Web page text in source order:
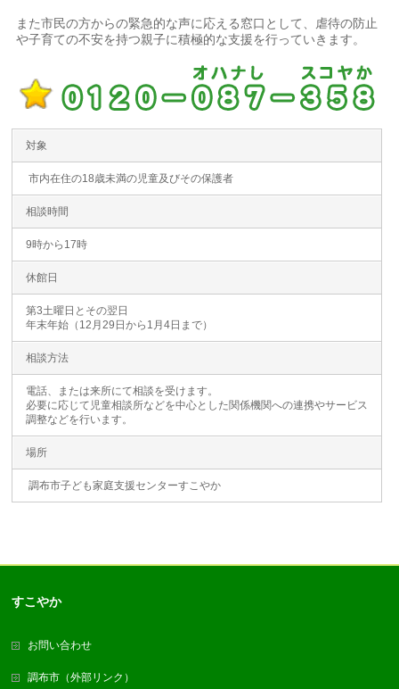
また市民の方からの緊急的な声に応える窓口として、虐待の防止
や子育ての不安を持つ親子に積極的な支援を行っていきます。
対象
市内在住の18歳未満の児童及びその保護者
相談時間
9時から17時
休館日
第3土曜日とその翌日
年末年始（12月29日から1月4日まで）
相談方法
電話、または来所にて相談を受けます。
必要に応じて児童相談所などを中心とした関係機関への連携やサービス
調整などを行います。
場所
調布市子ども家庭支援センターすこやか
すこやか
お問い合わせ
調布市（外部リンク）